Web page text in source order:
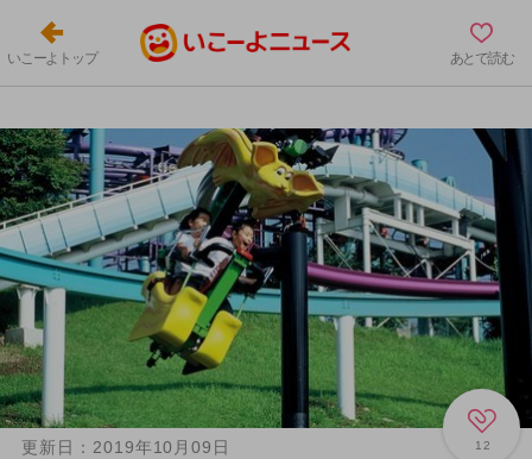
いこーよトップ あとで読む
12
更新日： 2019年10月09日